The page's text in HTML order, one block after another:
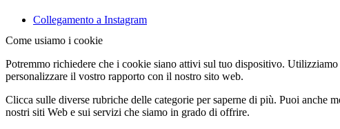
Collegamento a Instagram
Come usiamo i cookie
Potremmo richiedere che i cookie siano attivi sul tuo dispositivo.
personalizzare il vostro rapporto con il nostro sito web.
Clicca sulle diverse rubriche delle categorie per saperne di più. Puoi anche
nostri siti Web e sui servizi che siamo in grado di offrire.